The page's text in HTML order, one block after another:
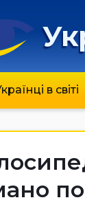
в світі